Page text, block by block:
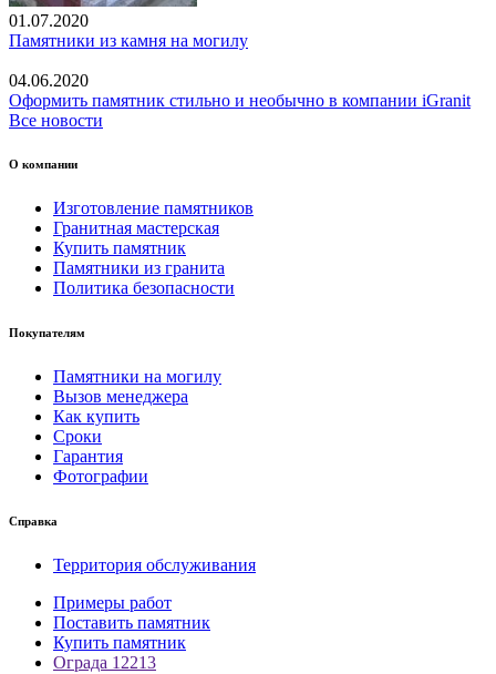
01.07.2020
Памятники из камня на могилу
04.06.2020
Оформить памятник стильно и необычно в компании iGranit
Все новости
О компании
Изготовление памятников
Гранитная мастерская
Купить памятник
Памятники из гранита
Политика безопасности
Покупателям
Памятники на могилу
Вызов менеджера
Как купить
Сроки
Гарантия
Фотографии
Справка
Территория обслуживания
Примеры работ
Поставить памятник
Купить памятник
Ограда 12213